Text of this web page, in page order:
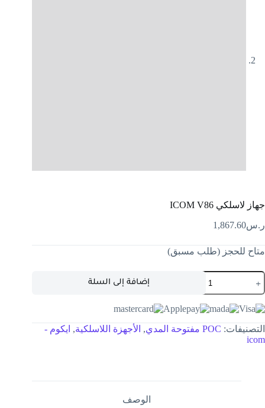
جهاز لاسلكي ICOM V86
ر.س1,867.60
متاح للحجز (طلب مسبق)
إضافة إلى السلة
التصنيفات: POC مفتوحة المدي , الأجهزة اللاسلكية, ايكوم -
icom
الوصف